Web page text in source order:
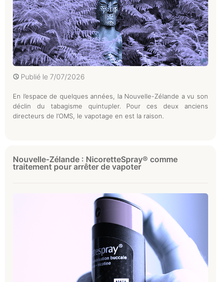
Publié le 7/07/2026
En l’espace de quelques années, la Nouvelle-Zélande a vu son
déclin du tabagisme quintupler. Pour ces deux anciens
directeurs de l’OMS, le vapotage en est la raison.
Nouvelle-Zélande : NicoretteSpray® comme
traitement pour arrêter de vapoter